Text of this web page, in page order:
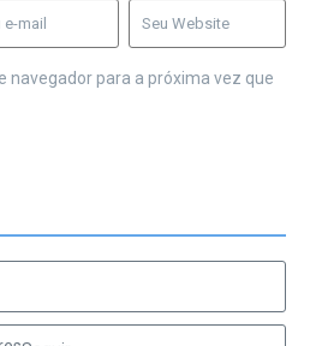
navegador para a próxima vez que